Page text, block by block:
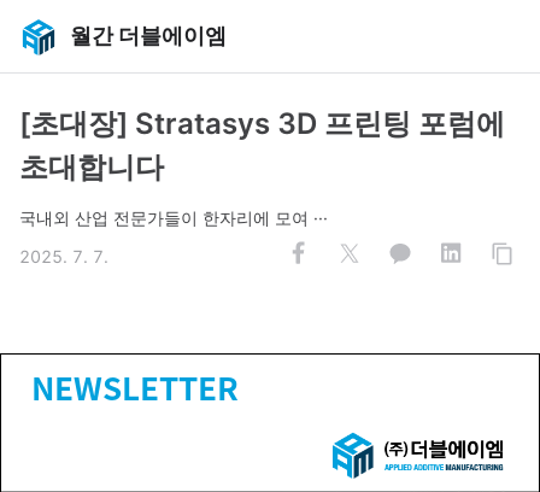
월간 더블에이엠
[초대장] Stratasys 3D 프린팅 포럼에
초대합니다
국내외 산업 전문가들이 한자리에 모여 ···
2025. 7. 7.
NEWSLETTER